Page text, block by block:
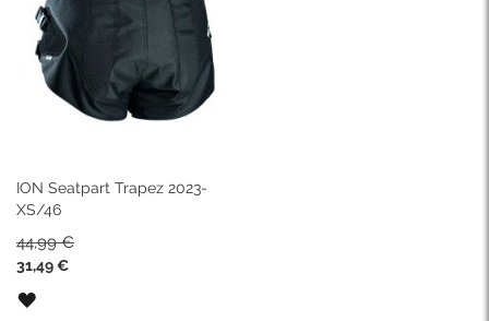
ION Seatpart Trapez 2023-
XS/46
44,99 €
Sonderpreis
31,49 €
ZUR